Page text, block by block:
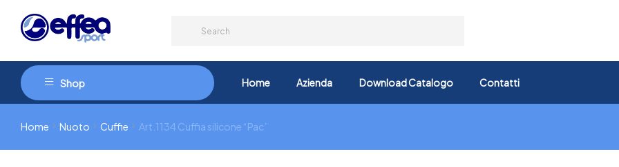
Shop Home Azienda Download Catalogo Contatti
Home Nuoto Cuffie Art.1134 Cuffia silicone “Pac”